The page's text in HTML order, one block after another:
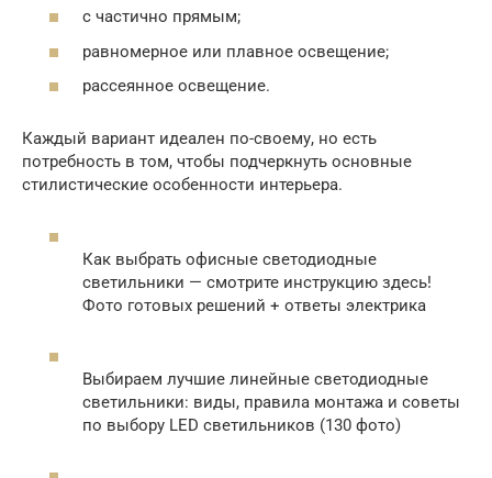
с частично прямым;
равномерное или плавное освещение;
рассеянное освещение.
Каждый вариант идеален по-своему, но есть
потребность в том, чтобы подчеркнуть основные
стилистические особенности интерьера.
Как выбрать офисные светодиодные
светильники — смотрите инструкцию здесь!
Фото готовых решений + ответы электрика
Выбираем лучшие линейные светодиодные
светильники: виды, правила монтажа и советы
по выбору LED светильников (130 фото)